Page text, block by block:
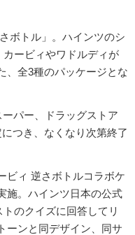
ボトル」。ハインツのシ
カービィやワドルディが
、全3種のパッケージとな
パー、ドラッグストア
つき、なくなり次第終了
ィ 逆さボトルコラボケ
施。ハインツ日本の公式
のクイズに回答してリ
ーンと同デザイン、同サ